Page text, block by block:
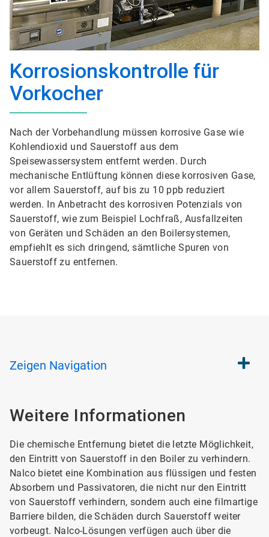
Korrosionskontrolle für
Vorkocher
Nach der Vorbehandlung müssen korrosive Gase wie
Kohlendioxid und Sauerstoff aus dem
Speisewassersystem entfernt werden. Durch
mechanische Entlüftung können diese korrosiven Gase,
vor allem Sauerstoff, auf bis zu 10 ppb reduziert
werden. In Anbetracht des korrosiven Potenzials von
Sauerstoff, wie zum Beispiel Lochfraß, Ausfallzeiten
von Geräten und Schäden an den Boilersystemen,
empfiehlt es sich dringend, sämtliche Spuren von
Sauerstoff zu entfernen.
Zeigen Navigation
Weitere Informationen
Die chemische Entfernung bietet die letzte Möglichkeit,
den Eintritt von Sauerstoff in den Boiler zu verhindern.
Nalco bietet eine Kombination aus flüssigen und festen
Absorbern und Passivatoren, die nicht nur den Eintritt
von Sauerstoff verhindern, sondern auch eine filmartige
Barriere bilden, die Schäden durch Sauerstoff weiter
vorbeugt. Nalco-Lösungen verfügen auch über die